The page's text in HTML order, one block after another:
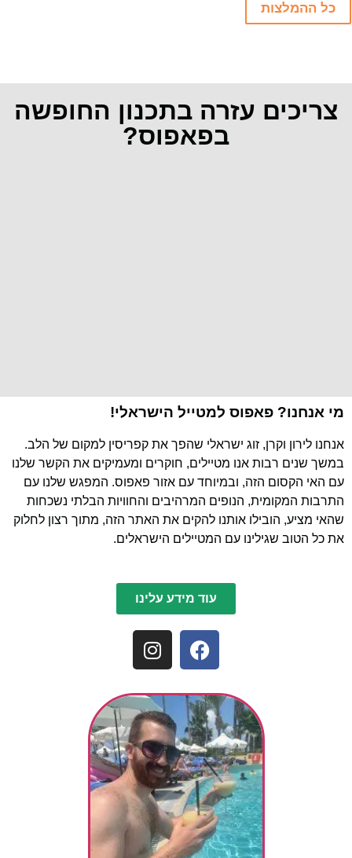
כל ההמלצות
צריכים עזרה בתכנון החופשה
בפאפוס?
מי אנחנו? פאפוס למטייל הישראלי!
אנחנו לירון וקרן, זוג ישראלי שהפך את קפריסין למקום של הלב.
במשך שנים רבות אנו מטיילים, חוקרים ומעמיקים את הקשר שלנו
עם האי הקסום הזה, ובמיוחד עם אזור פאפוס. המפגש שלנו עם
התרבות המקומית, הנופים המרהיבים והחוויות הבלתי נשכחות
שהאי מציע, הובילו אותנו להקים את האתר הזה, מתוך רצון לחלוק
את כל הטוב שגילינו עם המטיילים הישראלים.
עוד מידע עלינו